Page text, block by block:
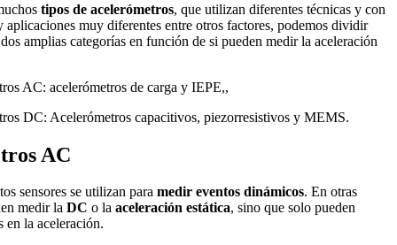
tipos de acelerómetros, que utilizan diferentes técnicas y con
aplicaciones muy diferentes entre otros factores, podemos dividir
dos amplias categorías en función de si pueden medir la aceleración
AC: acelerómetros de carga y IEPE,,
DC: Acelerómetros capacitivos, piezorresistivos y MEMS.
AC
sensores se utilizan para medir eventos dinámicos. En otras
medir la DC o la aceleración estática, sino que solo pueden
en la aceleración.